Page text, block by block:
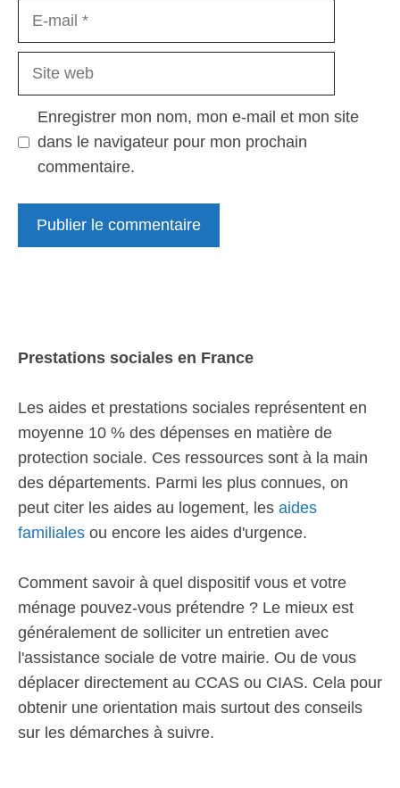
Site
Enregistrer mon nom, mon e-mail et mon site
dans le navigateur pour mon prochain
commentaire.
Prestations sociales en France
Les aides et prestations sociales représentent en
moyenne 10 % des dépenses en matière de
protection sociale. Ces ressources sont à la main
des départements. Parmi les plus connues, on
peut citer les aides au logement, les aides
familiales ou encore les aides d'urgence.
Comment savoir à quel dispositif vous et votre
ménage pouvez-vous prétendre ? Le mieux est
généralement de solliciter un entretien avec
l'assistance sociale de votre mairie. Ou de vous
déplacer directement au CCAS ou CIAS. Cela pour
obtenir une orientation mais surtout des conseils
sur les démarches à suivre.